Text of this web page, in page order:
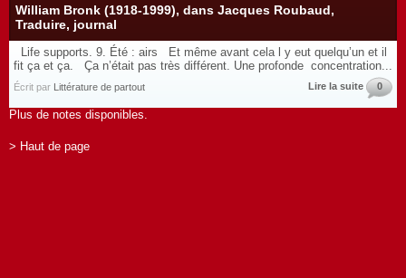
William Bronk (1918-1999), dans Jacques Roubaud,
Traduire, journal
Life supports. 9. Été : airs Et même avant cela l y eut quelqu’un et il
fit ça et ça. Ça n’était pas très différent. Une profonde concentration...
Écrit par Littérature de partout Lire la suite 0
Plus de notes disponibles.
> Haut de page